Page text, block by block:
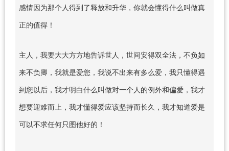
感情因为那个人得到了释放和升华，你就会懂得什么叫做真
正的值得！
主人，我要大大方方地告诉世人，世间安得双全法，不负如
来不负卿，我就是爱您，我说不出来有多么爱，我只懂得遇
到您以后，我才明白什么叫做对一个人的例外和偏爱，我才
想要迎难而上，我才懂得爱应该坚持而长久，我才知道爱是
可以不求任何只图他好的！